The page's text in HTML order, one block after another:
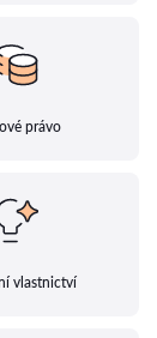
právo
vlastnictví